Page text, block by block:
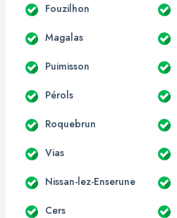
Fouzilhon
Magalas
Puimisson
Pérols
Roquebrun
Vias
Nissan-lez-Enserune
Cers